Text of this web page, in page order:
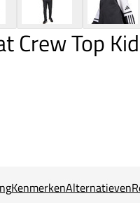
Crew Top
KenmerkenAlternatieven